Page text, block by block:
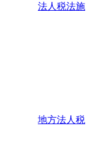
法人税法施
地方法人税